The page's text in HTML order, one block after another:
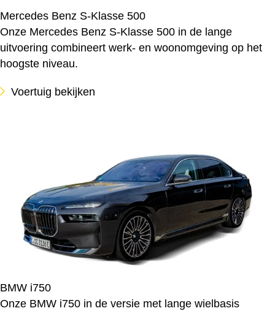
Mercedes Benz S-Klasse 500
Onze Mercedes Benz S-Klasse 500 in de lange
uitvoering combineert werk- en woonomgeving op het
hoogste niveau.
Voertuig bekijken
BMW i750
Onze BMW i750 in de versie met lange wielbasis